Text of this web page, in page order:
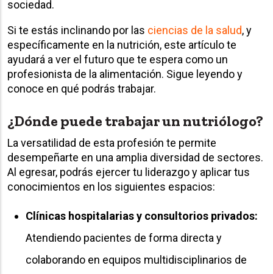
sociedad.
Si te estás inclinando por las ciencias de la salud, y
específicamente en la nutrición, este artículo te
ayudará a ver el futuro que te espera como un
profesionista de la alimentación. Sigue leyendo y
conoce en qué podrás trabajar.
¿Dónde puede trabajar un nutriólogo?
La versatilidad de esta profesión te permite
desempeñarte en una amplia diversidad de sectores.
Al egresar, podrás ejercer tu liderazgo y aplicar tus
conocimientos en los siguientes espacios:
Clínicas hospitalarias y consultorios privados:
Atendiendo pacientes de forma directa y
colaborando en equipos multidisciplinarios de